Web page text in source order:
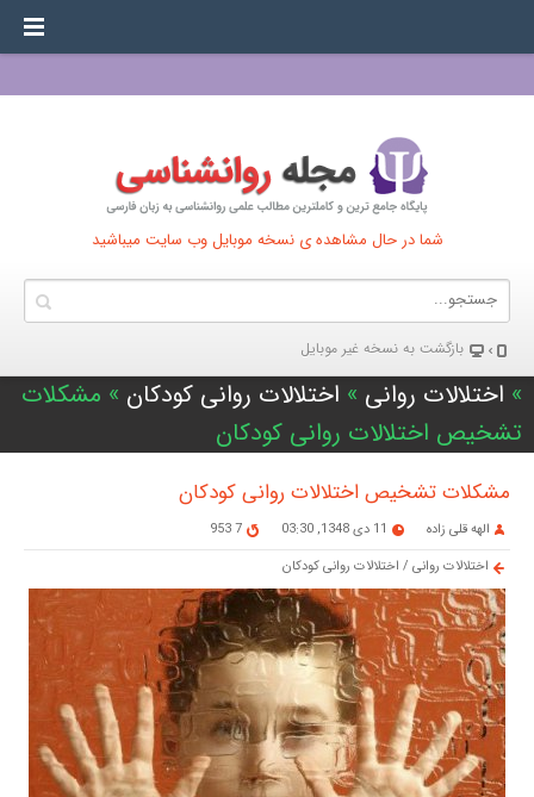
شما در حال مشاهده ی نسخه موبایل وب سایت میباشید
بازگشت به نسخه غير موبایل
» اختلالات روانی » اختلالات روانی کودکان » مشکلات
تشخیص اختلالات روانی کودکان
مشکلات تشخیص اختلالات روانی کودکان
الهه قلی زاده 11 دی 1348, 03:30
7 953
اختلالات روانی / اختلالات روانی کودکان